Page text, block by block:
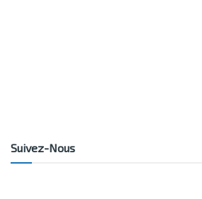
Suivez-Nous